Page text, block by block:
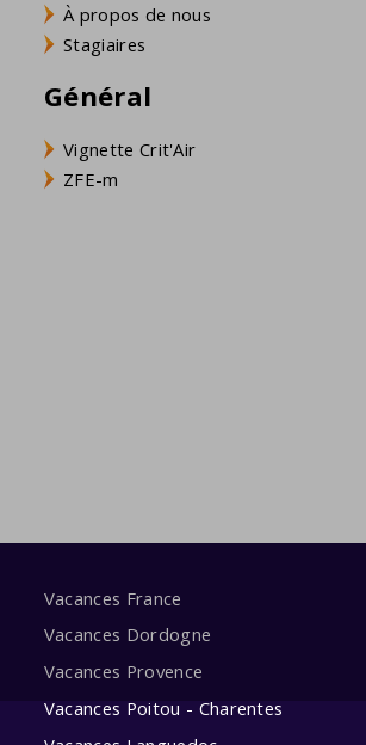
À propos de nous
Stagiaires
Général
Vignette Crit'Air
ZFE-m
Vacances France
Vacances Dordogne
Vacances Provence
Vacances Poitou - Charentes